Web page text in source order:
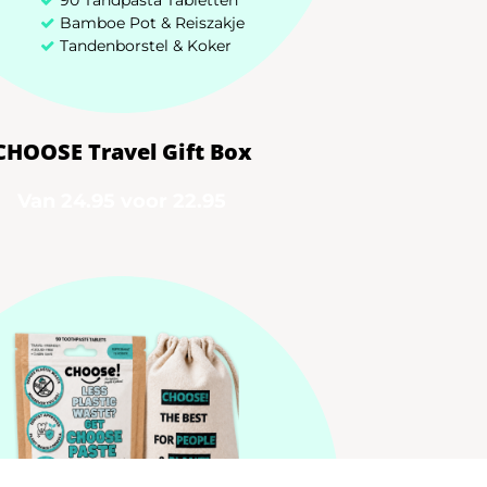
Bamboe Pot & Reiszakje
Tandenborstel & Koker
Travel Gift Box
hello@chooseteethcare.nl